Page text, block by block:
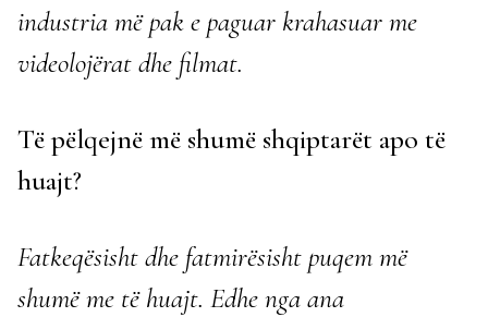
industria më pak e paguar krahasuar me
videolojërat dhe filmat.
Të pëlqejnë më shumë shqiptarët apo të
huajt?
Fatkeqësisht dhe fatmirësisht puqem më
shumë me të huajt. Edhe nga ana